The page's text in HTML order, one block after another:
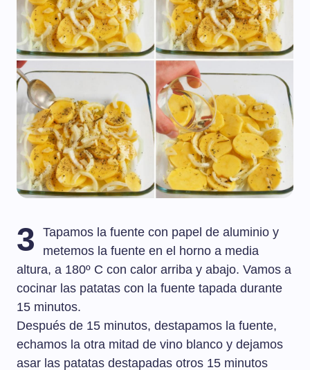
3
Tapamos la fuente con papel de aluminio y
metemos la fuente en el horno a media
altura, a 180º C con calor arriba y abajo. Vamos a
cocinar las patatas con la fuente tapada durante
15 minutos.
Después de 15 minutos, destapamos la fuente,
echamos la otra mitad de vino blanco y dejamos
asar las patatas destapadas otros 15 minutos